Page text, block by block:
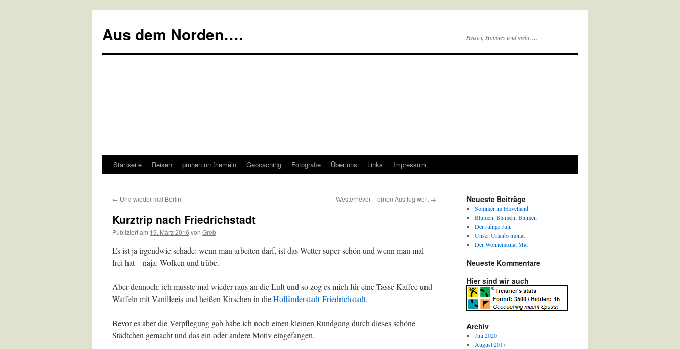
Aus dem Norden…. Reisen, Hobbies und mehr….
Zum
springen
Startseite Reisen prünen un friemeln Geocaching Fotografie Über uns Links Impressum
← Und wieder mal Berlin Westerhever – einen Ausflug wert →
Kurztrip nach Friedrichstadt
Publiziert am 19. März 2016 von Greb
Es ist ja irgendwie schade: wenn man arbeiten darf, ist das Wetter super schön und wenn man mal
frei hat – naja: Wolken und trübe.
Aber dennoch: ich musste mal wieder raus an die Luft und so zog es mich für eine Tasse Kaffee und
Waffeln mit Vanilleeis und heißen Kirschen in dieHolländerstadt Friedrichstadt.
Bevor es aber die Verpflegung gab habe ich noch einen kleinen Rundgang durch dieses schöne
Städtchen gemacht und das ein oder andere Motiv eingefangen.
Neueste Beiträge
Sommer im Havelland
Blumen, Blumen, Blumen
Der ruhige Juli
Unser Urlaubsmonat
Der Wonnemonat Mai
Neueste Kommentare
Hier sind wir auch
Archiv
Juli 2020
August 2017